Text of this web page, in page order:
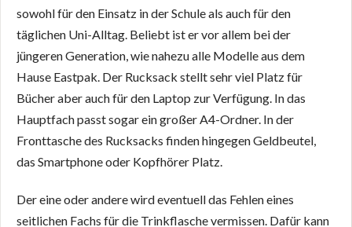
sowohl für den Einsatz in der Schule als auch für den
täglichen Uni-Alltag. Beliebt ist er vor allem bei der
jüngeren Generation, wie nahezu alle Modelle aus dem
Hause Eastpak. Der Rucksack stellt sehr viel Platz für
Bücher aber auch für den Laptop zur Verfügung. In das
Hauptfach passt sogar ein großer A4-Ordner. In der
Fronttasche des Rucksacks finden hingegen Geldbeutel,
das Smartphone oder Kopfhörer Platz.
Der eine oder andere wird eventuell das Fehlen eines
seitlichen Fachs für die Trinkflasche vermissen. Dafür kann